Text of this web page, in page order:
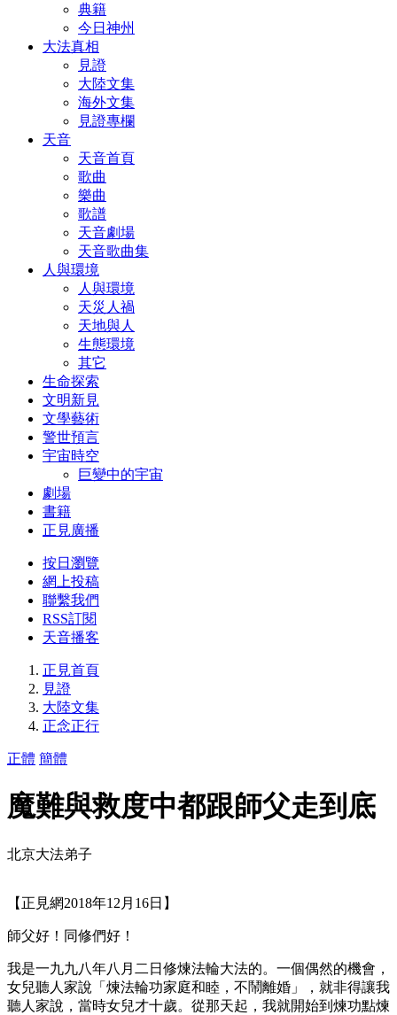
典籍
今日神州
大法真相
見證
大陸文集
海外文集
見證專欄
天音
天音首頁
歌曲
樂曲
歌譜
天音劇場
天音歌曲集
人與環境
人與環境
天災人禍
天地與人
生態環境
其它
生命探索
文明新見
文學藝術
警世預言
宇宙時空
巨變中的宇宙
劇場
書籍
正見廣播
按日瀏覽
網上投稿
聯繫我們
RSS訂閱
天音播客
正見首頁
見證
大陸文集
正念正行
正體 簡體
魔難與救度中都跟師父走到底
北京大法弟子
【正見網2018年12月16日】
師父好！同修們好！
我是一九九八年八月二日修煉法輪大法的。一個偶然的機會，
女兒聽人家說「煉法輪功家庭和睦，不鬧離婚」，就非得讓我
聽人家說，當時女兒才十歲。從那天起，我就開始到煉功點煉